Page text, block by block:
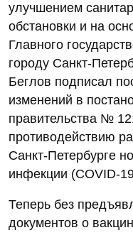
улучшением
обстановки и на
Главного
городу
Беглов подписал
изменений в
правительства №
противодействию
Санкт‑Петербурге
инфекции (COVID-
Теперь без
документов о